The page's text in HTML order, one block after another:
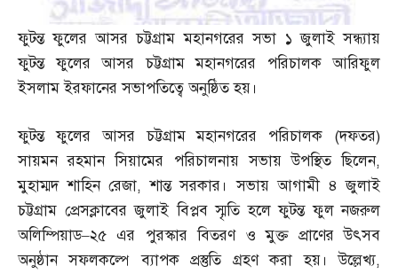
ফুটন্ত ফুলের আসর চট্টগ্রাম মহানগরের সভা ১ জুলাই সন্ধ্যায়
ফুটন্ত ফুলের আসর চট্টগ্রাম মহানগরের পরিচালক আরিফুল
ইসলাম ইরফানের সভাপতিত্বে অনুষ্ঠিত হয়।
ফুটন্ত ফুলের আসর চট্টগ্রাম মহানগরের পরিচালক (দফতর)
সায়মন রহমান সিয়ামের পরিচালনায় সভায় উপস্থিত ছিলেন,
মুহাম্মদ শাহিন রেজা,শান্ত সরকার। সভায় আগামী ৪ জুলাই
চট্টগ্রাম প্রেসক্লাবের জুলাই বিপ্লব স্মৃতি হলে ফুটন্ত ফুল নজরুল
অলিম্পিয়াড–২৫ এর পুরস্কার বিতরণ ও মুক্ত প্রাণের উৎসব
অনুষ্ঠান সফলকল্পে ব্যাপক প্রস্তুতি গ্রহণ করা হয়। উল্লেখ্য,